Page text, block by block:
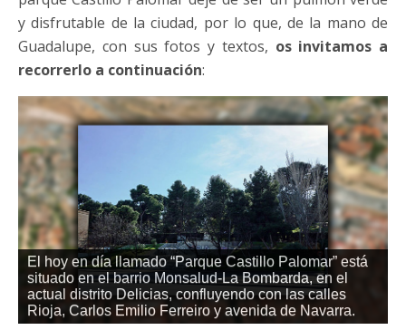
y disfrutable de la ciudad, por lo que, de la mano de
Guadalupe, con sus fotos y textos, os invitamos a
recorrerlo a continuación:
El hoy en día llamado “Parque Castillo Palomar” está
situado en el barrio Monsalud-La Bombarda, en el
actual distrito Delicias, confluyendo con las calles
Rioja, Carlos Emilio Ferreiro y avenida de Navarra.